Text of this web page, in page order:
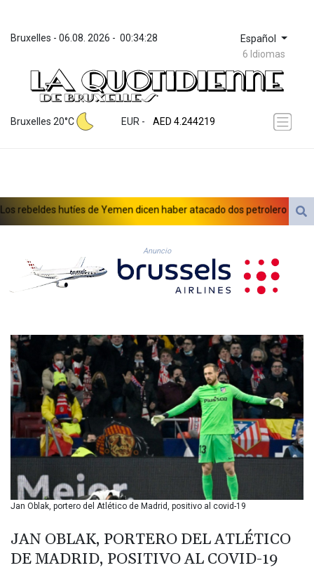
Bruxelles - 06.08. 2026 - 00:34:28 Español
6 Idiomas
Bruxelles 20°C EUR -
ZWL 372.08152
AED 4.244219
AFN 76.265188
ARS 1728.896998
AUD 1.637965
AZN 1.966679
BAM 1.957416
BBD 2.326121
BDT 142.958042
BMD 1.155534
BND 1.480923
BOB 14.026278
BRL 5.937709
BSD 1.154954
BTN 109.797185
BWP 15.661864
BYN 3.41582
BYR 22648.469045
BZD 2.322768
CAD 1.619538
CDF 2612.662718
CLF 0.026749
CLP 1056.216215
rebeldes hutíes de Yemen dicen haber atacado dos petrolero sauditas
Anuncio
Jan Oblak, portero del Atlético de Madrid, positivo al covid-19
JAN OBLAK, PORTERO DEL ATLÉTICO
DE MADRID, POSITIVO AL COVID-19